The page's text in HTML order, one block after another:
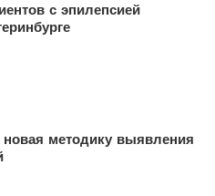
с эпилепсией
методику выявления